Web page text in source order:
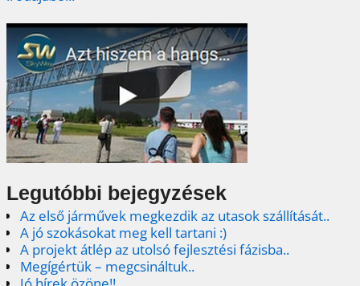
Legutóbbi bejegyzések
Az első járművek megkezdik az utasok szállítását..
A jó szokásokat meg kell tartani :)
A projekt átlép az utolsó fejlesztési fázisba..
Megígértük – megcsináltuk..